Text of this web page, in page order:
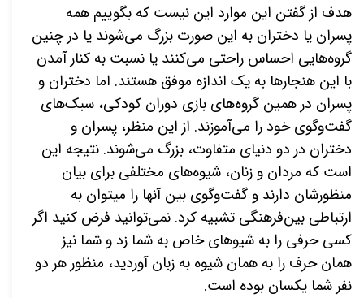
هدف از گفتن این موارد این نیست که بگوییم همه
پسران یا دختران به این صورت بزرگ می­‌شوند یا در چنین
گروه‌­هایی احساس راحتی می­‌کنند یا نسبت به کنار آمدن
با این هنجارها به یک اندازه موفق هستند. اما دختران و
پسران در همین گروه‌های بازی دوران کودکی، سبک‌­های
گفت­‌وگوی خود را می­‌آموزند. از این منظر، پسران و
دختران در دو دنیای متفاوت، بزرگ می‌­شوند. نتیجه این
است که مردان و زنان، شیوه‌­های مختلفی برای بیان
منظورشان دارند و گفت‌­وگوی بین آن­ها را می­توان به
ارتباطی بین­‌فرهنگی تشبیه کرد. نمی‌­توانید فرض کنید اگر
کسی حرفی را به شیوه­ای خاص به شما زد و شما نیز
همان حرف را به همان شیوه به زبان آوردید، منظور هر دو
نفر شما یکسان بوده است.